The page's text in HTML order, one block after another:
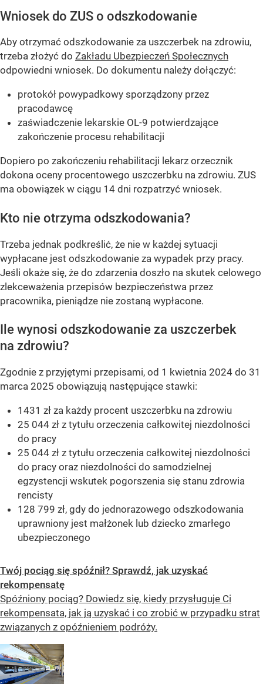
Wniosek do ZUS o odszkodowanie
Aby otrzymać odszkodowanie za uszczerbek na zdrowiu,
trzeba złożyć do Zakładu Ubezpieczeń Społecznych
odpowiedni wniosek. Do dokumentu należy dołączyć:
protokół powypadkowy sporządzony przez
pracodawcę
zaświadczenie lekarskie OL-9 potwierdzające
zakończenie procesu rehabilitacji
Dopiero po zakończeniu rehabilitacji lekarz orzecznik
dokona oceny procentowego uszczerbku na zdrowiu. ZUS
ma obowiązek w ciągu 14 dni rozpatrzyć wniosek.
Kto nie otrzyma odszkodowania?
Trzeba jednak podkreślić, że nie w każdej sytuacji
wypłacane jest odszkodowanie za wypadek przy pracy.
Jeśli okaże się, że do zdarzenia doszło na skutek celowego
zlekceważenia przepisów bezpieczeństwa przez
pracownika, pieniądze nie zostaną wypłacone.
Ile wynosi odszkodowanie za uszczerbek
na zdrowiu?
Zgodnie z przyjętymi przepisami, od 1 kwietnia 2024 do 31
marca 2025 obowiązują następujące stawki:
1431 zł za każdy procent uszczerbku na zdrowiu
25 044 zł z tytułu orzeczenia całkowitej niezdolności
do pracy
25 044 zł z tytułu orzeczenia całkowitej niezdolności
do pracy oraz niezdolności do samodzielnej
egzystencji wskutek pogorszenia się stanu zdrowia
rencisty
128 799 zł, gdy do jednorazowego odszkodowania
uprawniony jest małżonek lub dziecko zmarłego
ubezpieczonego
Twój pociąg się spóźnił? Sprawdź, jak uzyskać
rekompensatę
Spóźniony pociąg? Dowiedz się, kiedy przysługuje Ci
rekompensata, jak ją uzyskać i co zrobić w przypadku strat
związanych z opóźnieniem podróży.